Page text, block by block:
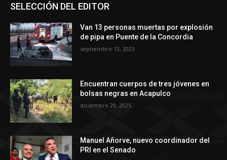
SELECCIÓN DEL EDITOR
Van 13 personas muertas por explosión
de pipa en Puente de la Concordia
septiembre 13, 2025
Encuentran cuerpos de tres jóvenes en
bolsas negras en Acapulco
diciembre 29, 2025
Manuel Añorve, nuevo coordinador del
PRI en el Senado